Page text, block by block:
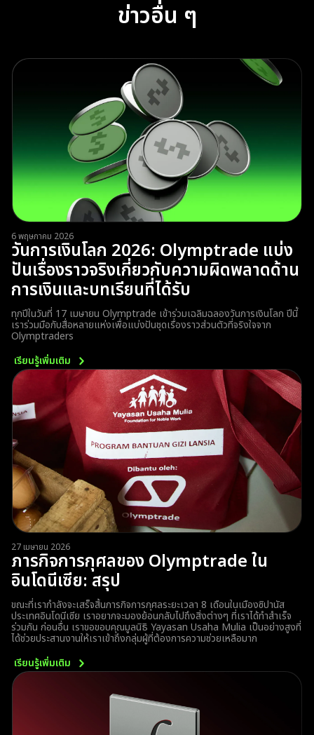
ข่าวอื่น ๆ
6 พฤษภาคม 2026
วันการเงินโลก 2026: Olymptrade แบ่ง
ปันเรื่องราวจริงเกี่ยวกับความผิดพลาดด้าน
การเงินและบทเรียนที่ได้รับ
ทุกปีในวันที่ 17 เมษายน Olymptrade เข้าร่วมเฉลิมฉลองวันการเงินโลก ปีนี้
เราร่วมมือกับสื่อหลายแห่งเพื่อแบ่งปันชุดเรื่องราวส่วนตัวที่จริงใจจาก
Olymptraders
เรียนรู้เพิ่มเติม
27 เมษายน 2026
ภารกิจการกุศลของ Olymptrade ใน
อินโดนีเซีย: สรุป
ขณะที่เรากำลังจะเสร็จสิ้นภารกิจการกุศลระยะเวลา 8 เดือนในเมืองซิปานัส
ประเทศอินโดนีเซีย เราอยากจะมองย้อนกลับไปถึงสิ่งต่างๆ ที่เราได้ทำสำเร็จ
ร่วมกัน ก่อนอื่น เราขอขอบคุณมูลนิธิ Yayasan Usaha Mulia เป็นอย่างสูงที่
ได้ช่วยประสานงานให้เราเข้าถึงกลุ่มผู้ที่ต้องการความช่วยเหลือมาก
เรียนรู้เพิ่มเติม